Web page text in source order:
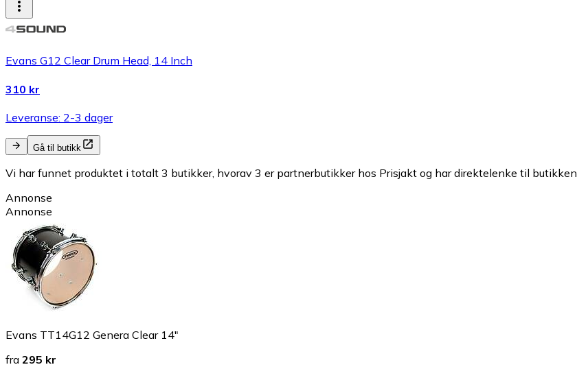
Evans G12 Clear Drum Head, 14 Inch
310 kr
Leveranse: 2-3 dager
Gå til butikk
Vi har funnet produktet i totalt 3 butikker, hvorav 3 er partnerbutikker hos Prisjakt og har direktelenke til butikken.
Annonse
Annonse
Evans TT14G12 Genera Clear 14"
fra 295 kr